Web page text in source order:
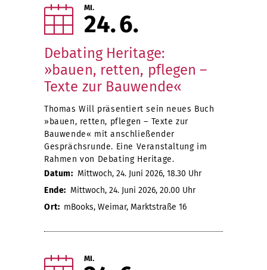
MI.
24 6
Debating Heritage:
»bauen, retten, pflegen –
Texte zur Bauwende«
Thomas Will präsentiert sein neues Buch
»bauen, retten, pflegen – Texte zur
Bauwende« mit anschließender
Gesprächsrunde. Eine Veranstaltung im
Rahmen von Debating Heritage.
Datum: Mittwoch, 24. Juni 2026, 18.30 Uhr
Ende: Mittwoch, 24. Juni 2026, 20.00 Uhr
Ort: mBooks, Weimar, Marktstraße 16
MI.